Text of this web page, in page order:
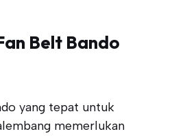
Belt Bando
yang tepat untuk
memerlukan